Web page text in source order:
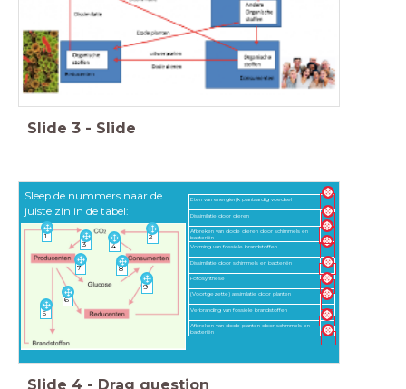
Slide 3 - Slide
Eten van energierijk plantaardig voedsel
Dissimilatie door dieren
Afbreken van dode dieren door schimmels en
bacteriën
Vorming van fossiele brandstoffen
Dissimilatie door schimmels en bacteriën
Fotosynthese
(Voortgezette) assimilatie door planten
Verbranding van fossiele brandstoffen
Afbreken van dode planten door schimmels en
bacteriën
Sleep de nummers naar de
juiste zin in de tabel:
1 2
3 4
5
6
7
8
9
Slide 4 - Drag question